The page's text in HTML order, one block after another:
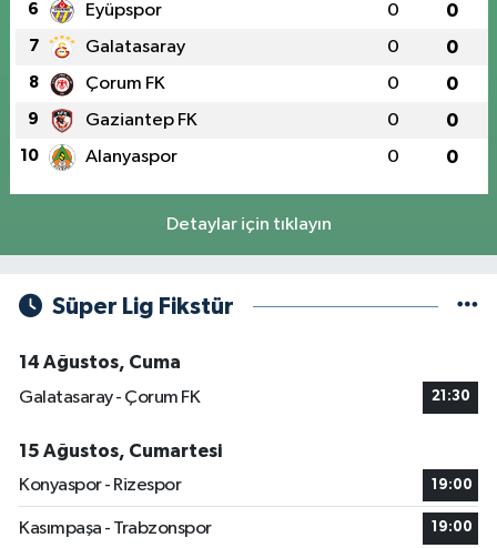
6 Eyüpspor 0 0
7 Galatasaray 0 0
8 Çorum FK 0 0
9 Gaziantep FK 0 0
10 Alanyaspor 0 0
Detaylar için tıklayın
Süper Lig Fikstür
14 Ağustos, Cuma
Galatasaray - Çorum FK
21:30
15 Ağustos, Cumartesi
Konyaspor - Rizespor
19:00
Kasımpaşa - Trabzonspor 19:00